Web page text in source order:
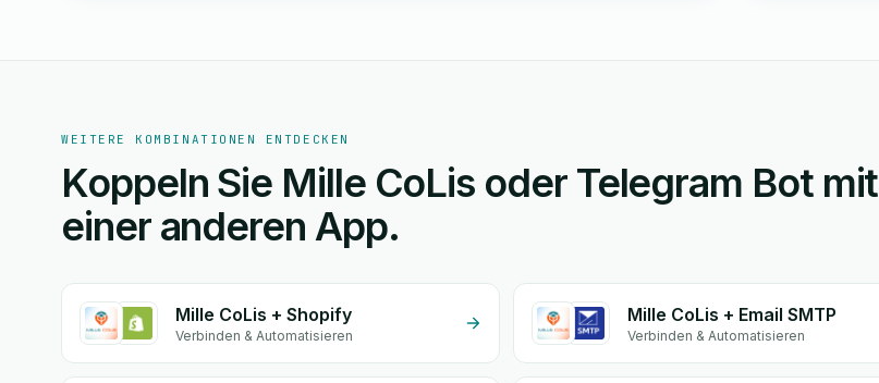
WEITERE KOMBINATIONEN ENTDECKEN
Koppeln Sie Mille CoLis oder Telegram Bot mit
einer anderen App.
Mille CoLis + Shopify
Verbinden & Automatisieren
Mille CoLis + Email SMTP
Verbinden & Automatisieren